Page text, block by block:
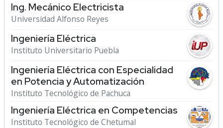
Ing. Mecánico Electricista
Universidad Alfonso Reyes
Ingeniería Eléctrica
Instituto Universitario Puebla
Ingeniería Eléctrica con Especialidad
en Potencia y Automatización
Instituto Tecnológico de Pachuca
Ingeniería Eléctrica en Competencias
Instituto Tecnológico de Chetumal